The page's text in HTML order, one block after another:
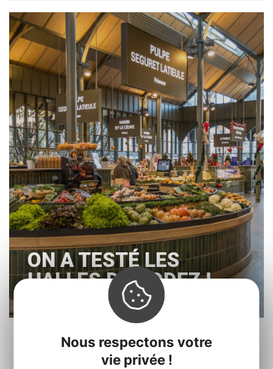
Nous respectons votre
vie privée !
ON A TESTÉ LES
HALLES DE RODEZ !
« Prec. 1 2 3 … 7 Suiv. »